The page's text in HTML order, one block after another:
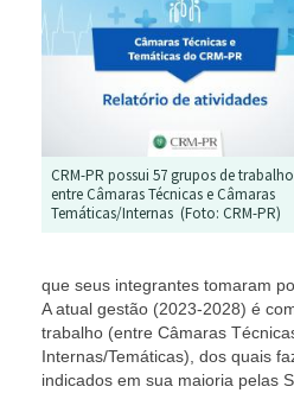
CRM-PR possui 57 grupos de
entre Câmaras Técnicas e Câmaras
Temáticas/Internas (Foto: CRM-PR)
que seus integrantes tomaram
A atual gestão (2023-2028) é
trabalho (entre Câmaras
Internas/Temáticas), dos quais
indicados em sua maioria pelas